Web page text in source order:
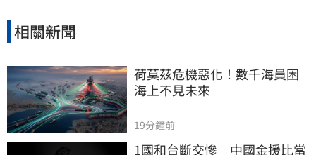
相關新聞
荷莫茲危機惡化！數千海員困
海上不見未來
19分鐘前
1國和台斷交慘　中國金援比當